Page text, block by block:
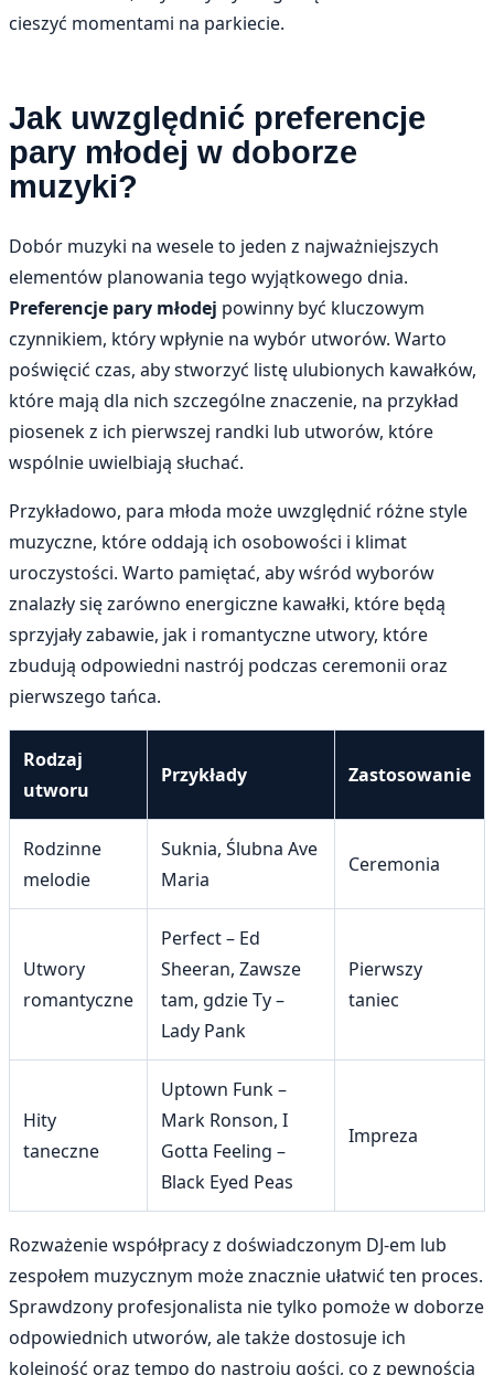
cieszyć momentami na parkiecie.
Jak uwzględnić preferencje
pary młodej w doborze
muzyki?
Dobór muzyki na wesele to jeden z najważniejszych
elementów planowania tego wyjątkowego dnia.
Preferencje pary młodej powinny być kluczowym
czynnikiem, który wpłynie na wybór utworów. Warto
poświęcić czas, aby stworzyć listę ulubionych kawałków,
które mają dla nich szczególne znaczenie, na przykład
piosenek z ich pierwszej randki lub utworów, które
wspólnie uwielbiają słuchać.
Przykładowo, para młoda może uwzględnić różne style
muzyczne, które oddają ich osobowości i klimat
uroczystości. Warto pamiętać, aby wśród wyborów
znalazły się zarówno energiczne kawałki, które będą
sprzyjały zabawie, jak i romantyczne utwory, które
zbudują odpowiedni nastrój podczas ceremonii oraz
pierwszego tańca.
Rodzaj
utworu
Przykłady Zastosowanie
Rodzinne
melodie
Suknia, Ślubna Ave
Maria
Ceremonia
Utwory
romantyczne
Perfect – Ed
Sheeran, Zawsze
tam, gdzie Ty –
Lady Pank
Pierwszy
taniec
Hity
taneczne
Uptown Funk –
Mark Ronson, I
Gotta Feeling –
Black Eyed Peas
Impreza
Rozważenie współpracy z doświadczonym DJ-em lub
zespołem muzycznym może znacznie ułatwić ten proces.
Sprawdzony profesjonalista nie tylko pomoże w doborze
odpowiednich utworów, ale także dostosuje ich
kolejność oraz tempo do nastroju gości, co z pewnością